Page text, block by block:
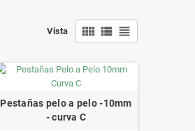
Vista view_comfy view_list view_headline
Pestañas pelo a pelo -10mm
- curva C